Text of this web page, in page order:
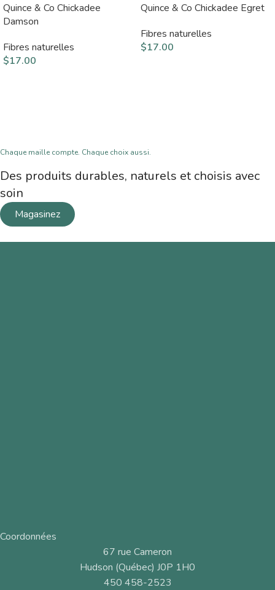
Quince & Co Chickadee
Damson
Fibres naturelles
$17.00
Quince & Co Chickadee Egret
Fibres naturelles
$17.00
Chaque maille compte. Chaque choix aussi.
Des produits durables, naturels et choisis avec
soin
Magasinez
Coordonnées
67 rue Cameron
Hudson (Québec) J0P 1H0
450 458-2523